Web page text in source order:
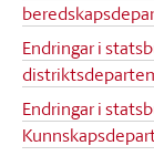
Endringar i
Endringar i